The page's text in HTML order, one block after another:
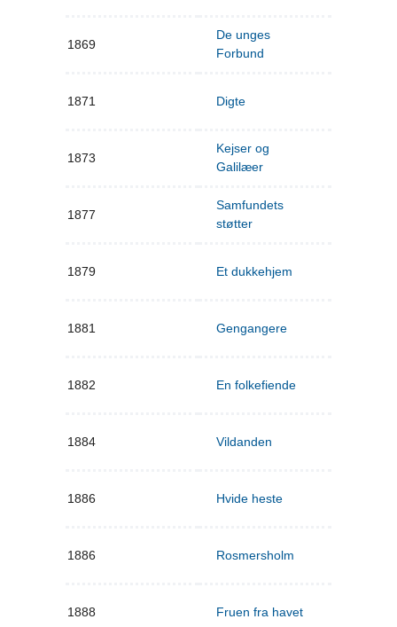
1869
De unges
Forbund
1871 Digte
1873
Kejser og
Galilæer
1877
Samfundets
støtter
1879 Et dukkehjem
1881 Gengangere
1882 En folkefiende
1884 Vildanden
1886 Hvide heste
1886 Rosmersholm
1888 Fruen fra havet